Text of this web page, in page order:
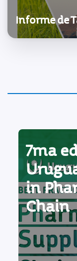
Informe de
7ma
in
Chain